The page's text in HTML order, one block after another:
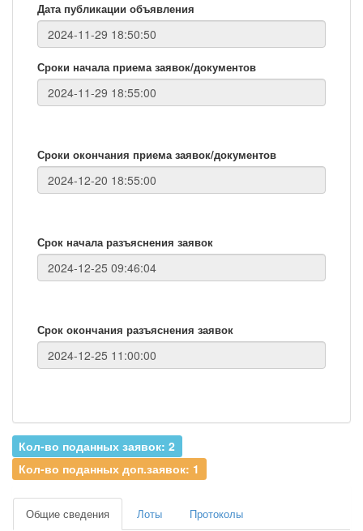
Дата публикации объявления
Сроки начала приема заявок/документов
Сроки окончания приема заявок/документов
Срок начала разъяснения заявок
Срок окончания разъяснения заявок
Кол-во поданных заявок: 2
Кол-во поданных доп.заявок: 1
Общие сведения Лоты Протоколы